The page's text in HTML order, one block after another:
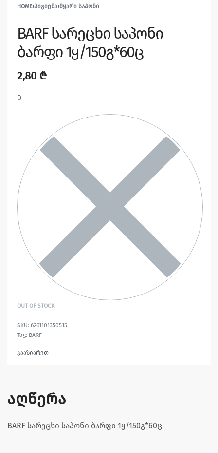
HOME›ᲰᲘᲒᲘᲔᲜᲐ›ᲛᲧᲐᲠᲘ ᲡᲐᲞᲝᲜᲘ
BARF სარეცხი საპონი
ბარფი 1ყ/150გ*60ც
2,80 ₾
0
OUT OF STOCK
6261101350515
Tag: BARF
გააზიარეთ
აღწერა
BARF სარეცხი საპონი ბარფი 1ყ/150გ*60ც